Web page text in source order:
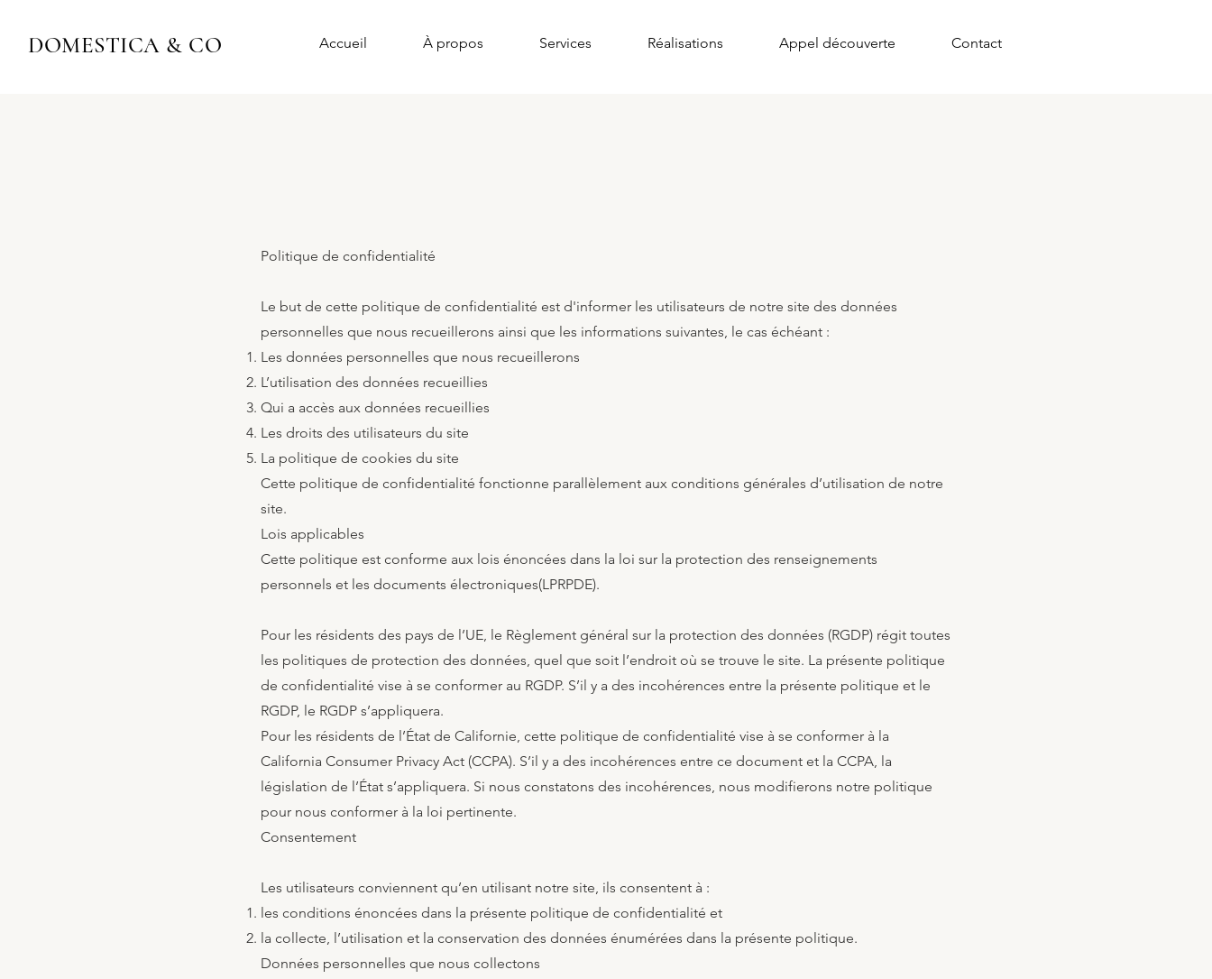
DOMESTICA & CO Accueil À propos Services Réalisations Appel découverte Contact
Politique de confidentialité
Le but de cette politique de confidentialité est d'informer les utilisateurs de notre site des données
personnelles que nous recueillerons ainsi que les informations suivantes, le cas échéant :
Les données personnelles que nous recueillerons
L’utilisation des données recueillies
Qui a accès aux données recueillies
Les droits des utilisateurs du site
La politique de cookies du site
Cette politique de confidentialité fonctionne parallèlement aux conditions générales d’utilisation de notre
site.
Lois applicables
Cette politique est conforme aux lois énoncées dans la loi sur la protection des renseignements
personnels et les documents électroniques(LPRPDE).
Pour les résidents des pays de l’UE, le Règlement général sur la protection des données (RGDP) régit toutes
les politiques de protection des données, quel que soit l’endroit où se trouve le site. La présente politique
de confidentialité vise à se conformer au RGDP. S’il y a des incohérences entre la présente politique et le
RGDP, le RGDP s’appliquera.
Pour les résidents de l’État de Californie, cette politique de confidentialité vise à se conformer à la
California Consumer Privacy Act (CCPA). S’il y a des incohérences entre ce document et la CCPA, la
législation de l’État s’appliquera. Si nous constatons des incohérences, nous modifierons notre politique
pour nous conformer à la loi pertinente.
Consentement
Les utilisateurs conviennent qu’en utilisant notre site, ils consentent à :
les conditions énoncées dans la présente politique de confidentialité et
la collecte, l’utilisation et la conservation des données énumérées dans la présente politique.
Données personnelles que nous collectons